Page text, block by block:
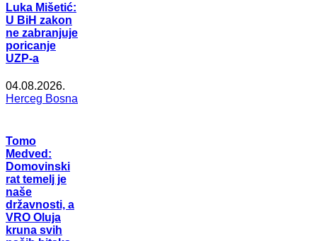
Luka Mišetić:
U BiH zakon
ne zabranjuje
poricanje
UZP-a
04.08.2026.
Herceg Bosna
Tomo
Medved:
Domovinski
rat temelj je
naše
državnosti, a
VRO Oluja
kruna svih